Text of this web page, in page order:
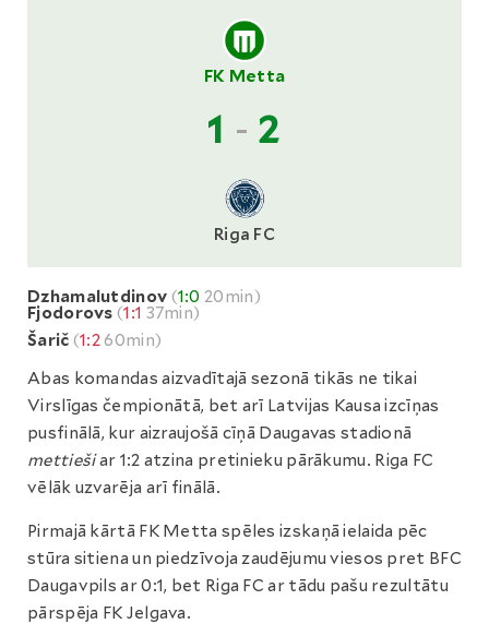
FK Metta
1 - 2
Riga FC
Dzhamalutdinov (1:0 20min)
Fjodorovs (1:1 37min)
Šarič (1:2 60min)
Abas komandas aizvadītajā sezonā tikās ne tikai
Virslīgas čempionātā, bet arī Latvijas Kausa izcīņas
pusfinālā, kur aizraujošā cīņā Daugavas stadionā
mettiešiar 1:2 atzina pretinieku pārākumu. Riga FC
vēlāk uzvarēja arī finālā.
Pirmajā kārtā FK Metta spēles izskaņā ielaida pēc
stūra sitiena un piedzīvoja zaudējumu viesos pret BFC
Daugavpils ar 0:1, bet Riga FC ar tādu pašu rezultātu
pārspēja FK Jelgava.